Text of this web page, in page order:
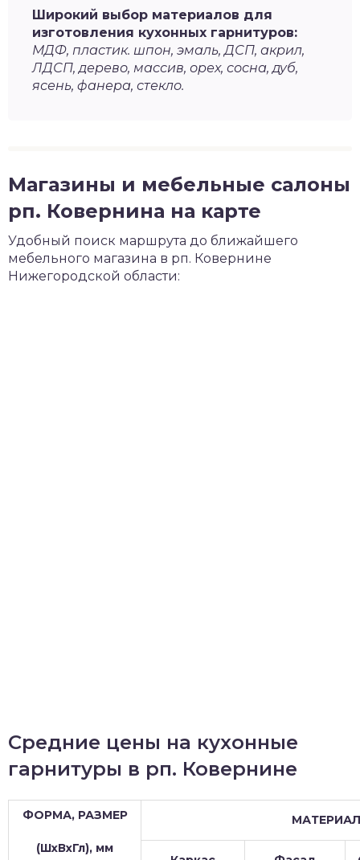
Широкий выбор материалов для
изготовления кухонных гарнитуров:
МДФ, пластик. шпон, эмаль, ДСП, акрил,
ЛДСП, дерево, массив, орех, сосна, дуб,
ясень, фанера, стекло.
Магазины и мебельные салоны
рп. Ковернина на карте
Удобный поиск маршрута до ближайшего
мебельного магазина в рп. Ковернине
Нижегородской области:
Средние цены на кухонные
гарнитуры в рп. Ковернине
ФОРМА, РАЗМЕР
(ШхВхГл), мм